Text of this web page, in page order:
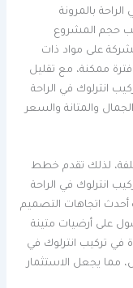
بالمرونة
حجم المشروع
على مواد ذات
ممكنة، مع تقليل
انترلوك في الراحة
والمتانة والسعر
لذلك تقدم خطط
انترلوك في الراحة
اتجاهات التصميم
على أرضيات متينة
في تركيب انترلوك في
مما يجعل الاستثمار